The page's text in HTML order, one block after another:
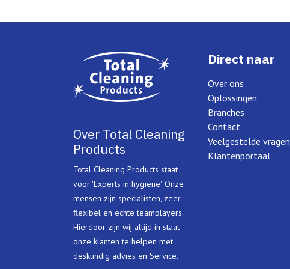
Over Total Cleaning
Products
Total Cleaning Products staat
voor 'Experts in hygiëne'. Onze
mensen zijn specialisten, zeer
flexibel en echte teamplayers.
Hierdoor zijn wij altijd in staat
onze klanten te helpen met
deskundig advies en Service.
Direct naar
Over ons
Oplossingen
Branches
Contact
Veelgestelde vragen
Klantenportaal